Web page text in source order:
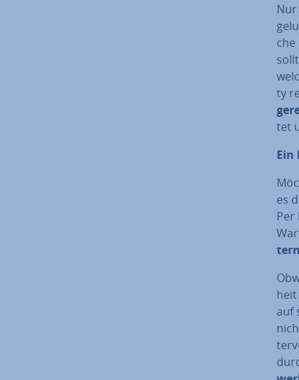
che
ty
tet
Ein
es
Per
auf